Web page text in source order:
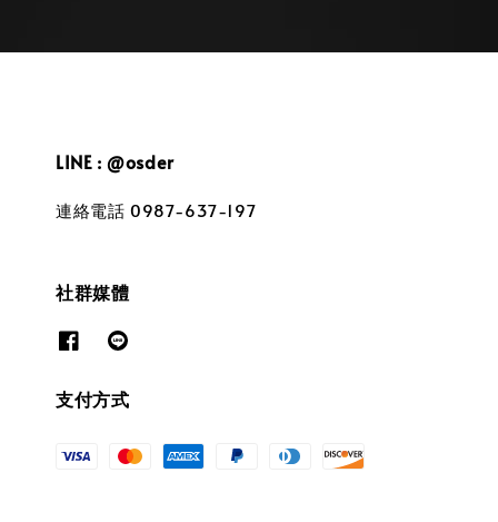
LINE : @osder
連絡電話 0987-637-197
社群媒體
支付方式